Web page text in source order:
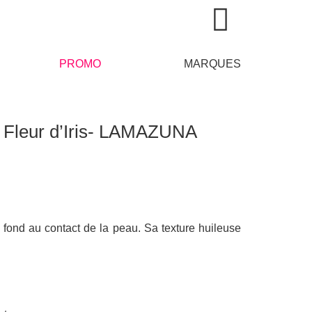
PROMO MARQUES
d’Iris- LAMAZUNA
au contact de la peau. Sa texture huileuse